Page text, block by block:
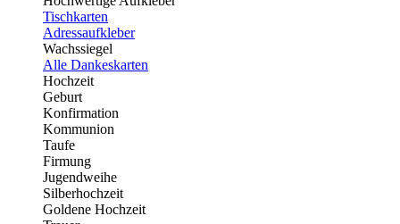
Tischkarten
Adressaufkleber
Wachssiegel
Alle Dankeskarten
Hochzeit
Geburt
Konfirmation
Kommunion
Taufe
Firmung
Jugendweihe
Silberhochzeit
Goldene Hochzeit